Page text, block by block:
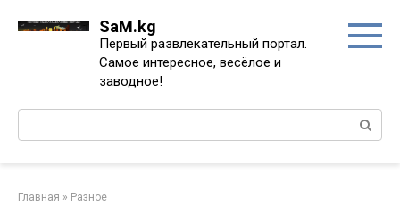
SaM.kg
Первый развлекательный портал.
Самое интересное, весёлое и
заводное!
Поиск:
Главная » Разное